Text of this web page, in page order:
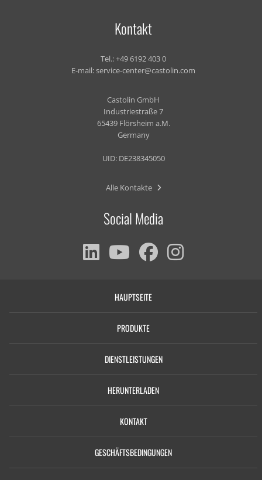
Kontakt
Tel.:+49 6192 403 0
E-mail:service-center@castolin.com
Castolin GmbH
Industriestraße 7
65439 Flörsheim a.M.
Germany
UID: DE238345050
Alle Kontakte
Social Media
HAUPTSEITE
PRODUKTE
DIENSTLEISTUNGEN
HERUNTERLADEN
KONTAKT
GESCHÄFTSBEDINGUNGEN